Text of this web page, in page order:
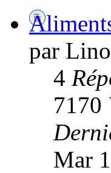
par
4
7170
Mar